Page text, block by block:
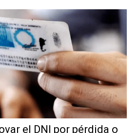
el DNI por pérdida o